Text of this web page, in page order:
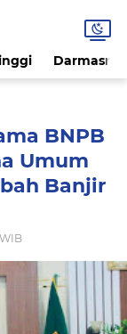
BNPB
Umum
Banjir